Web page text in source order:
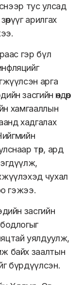
тус улсад
арилгах
гэр бүл
арга
засгийн өндөр
хамгааллын
хадгалах
төр, ард
чухал
гэжээ.
засгийн
уялдуулж,
байх заалтын
бүрдүүлсэн.